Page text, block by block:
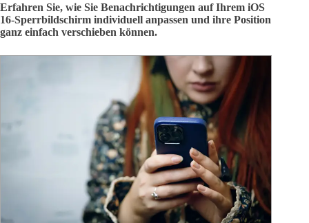
Erfahren Sie, wie Sie Benachrichtigungen auf Ihrem iOS
16-Sperrbildschirm individuell anpassen und ihre Position
ganz einfach verschieben können.